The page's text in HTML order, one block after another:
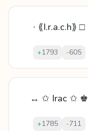
∙ ⟪I.r.a.c.h⟫ □
+1793 -605
↔ ✩ Irac ✩ ♚
+1785 -711